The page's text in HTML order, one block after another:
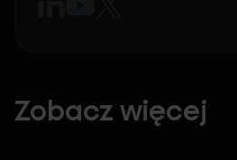
Zobacz więcej